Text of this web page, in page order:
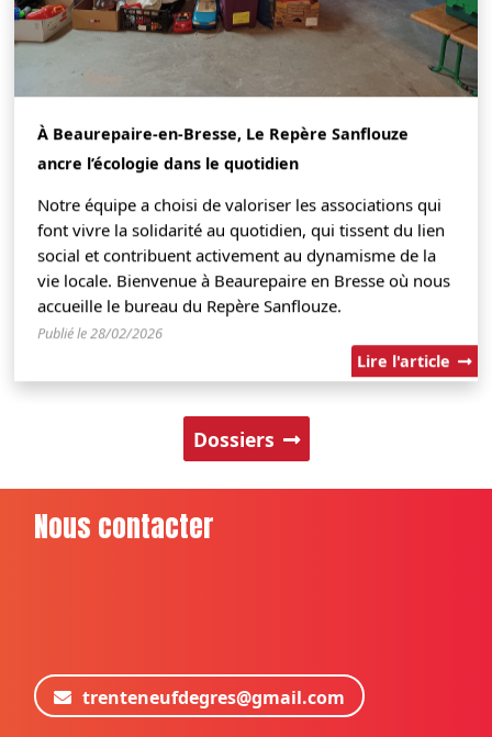
À Beaurepaire-en-Bresse, Le Repère Sanflouze
ancre l’écologie dans le quotidien
Notre équipe a choisi de valoriser les associations qui
font vivre la solidarité au quotidien, qui tissent du lien
social et contribuent activement au dynamisme de la
vie locale. Bienvenue à Beaurepaire en Bresse où nous
accueille le bureau du Repère Sanflouze.
Publié le 28/02/2026
Lire l'article
Dossiers
Nous contacter
trenteneufdegres@gmail.com